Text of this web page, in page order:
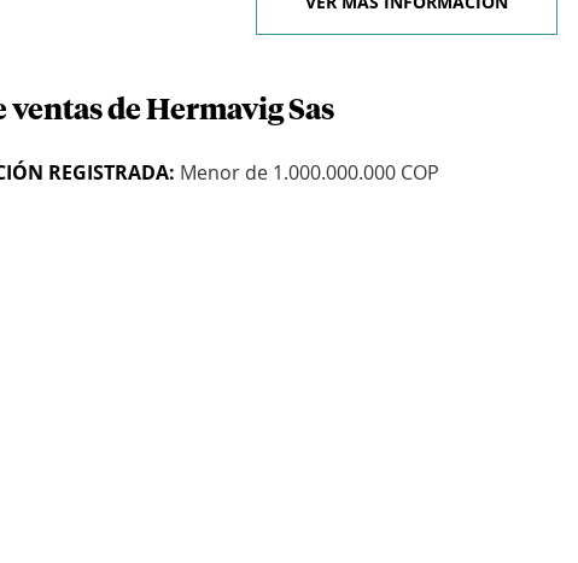
de Hermavig Sas
REGISTRADA: Menor de 1.000.000.000 COP